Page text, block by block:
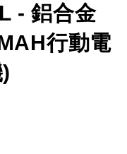
- 鋁合金
行動電